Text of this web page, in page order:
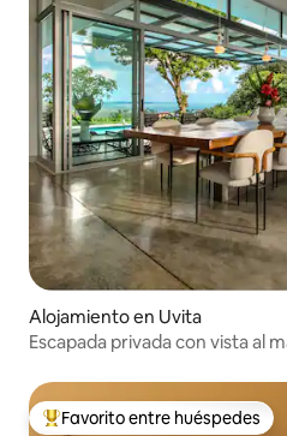
Alojamiento en Uvita
Escapada privada con vista al
Favorito entre huéspedes
Favorito entre huéspedes